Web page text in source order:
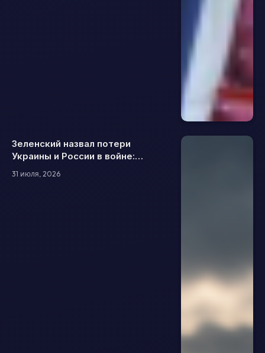
Зеленский назвал потери
Украины и России в войне:
ранены
31 июля, 2026